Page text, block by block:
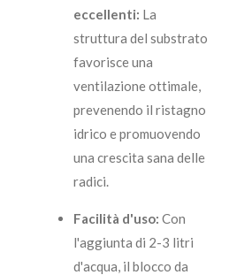
eccellenti: La
struttura del substrato
favorisce una
ventilazione ottimale,
prevenendo il ristagno
idrico e promuovendo
una crescita sana delle
radici.
Facilità d'uso: Con
l'aggiunta di 2-3 litri
d'acqua, il blocco da